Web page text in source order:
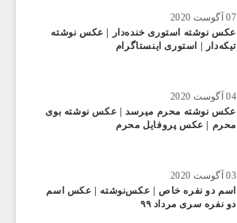
07 آگوست 2020
عکس ‌نوشته استوری خنده‌دار | عکس نوشته
تیکه‌دار | استوری اینستاگرام
04 آگوست 2020
عکس ‌نوشته محرم میرسد | عکس نوشته بوی
محرم | عکس پروفایل محرم
03 آگوست 2020
اسم دو نفره خاص | عکس‌نوشته | عکس اسم
دو نفره سری مرداد ۹۹